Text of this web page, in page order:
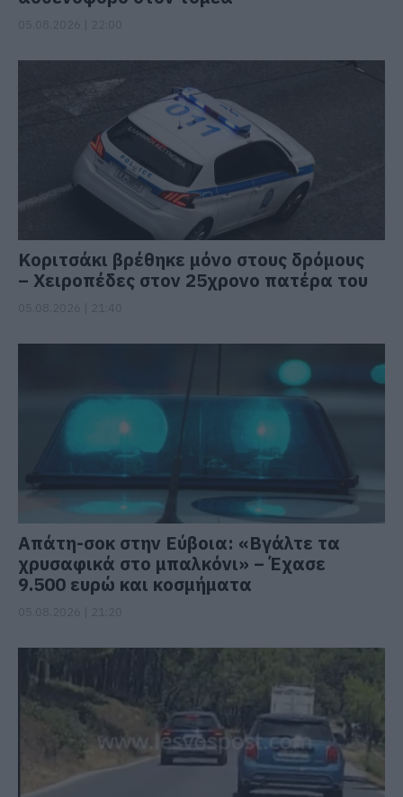
Κοριτσάκι βρέθηκε μόνο στους δρόμους
– Χειροπέδες στον 25χρονο πατέρα του
Απάτη-σοκ στην Εύβοια: «Βγάλτε τα
χρυσαφικά στο μπαλκόνι» – Έχασε
9.500 ευρώ και κοσμήματα